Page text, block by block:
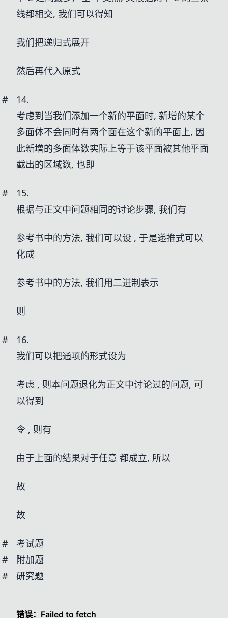
线都相交, 我们可以得知
我们把递归式展开
然后再代入原式
#
14.
考虑到当我们添加一个新的平面时, 新增的某个
多面体不会同时有两个面在这个新的平面上, 因
此新增的多面体数实际上等于该平面被其他平面
截出的区域数, 也即
#
15.
根据与正文中问题相同的讨论步骤, 我们有
参考书中的方法, 我们可以设 , 于是递推式可以
化成
参考书中的方法, 我们用二进制表示
则
#
16.
我们可以把通项的形式设为
考虑 , 则本问题退化为正文中讨论过的问题, 可
以得到
令 , 则有
由于上面的结果对于任意 都成立, 所以
故
故
#
考试题
#
附加题
#
研究题